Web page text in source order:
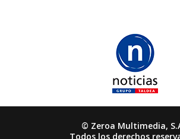
© Zeroa Multimedia,
Todos los derechos